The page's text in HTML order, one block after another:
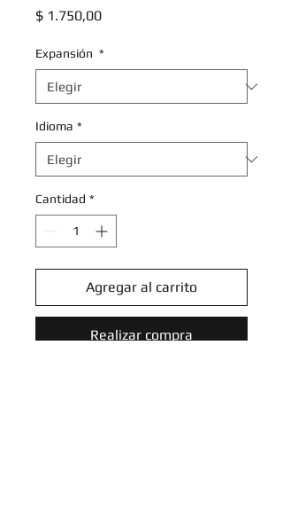
$ 1.750,00Precio
Expansión *
Idioma *
Cantidad *
Agregar al carrito
Realizar compra